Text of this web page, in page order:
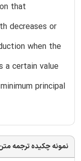
that
decreases or
when the
a certain value
principal
نمونه چکیده ترجمه